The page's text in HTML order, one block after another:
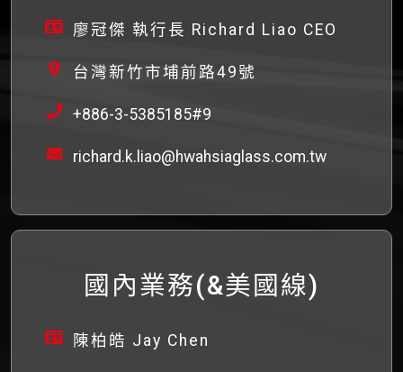
廖冠傑 執行長 Richard Liao CEO
台灣新竹市埔前路49號
+886-3-5385185#9
richard.k.liao@hwahsiaglass.com.tw
國內業務(&美國線)
陳柏皓 Jay Chen